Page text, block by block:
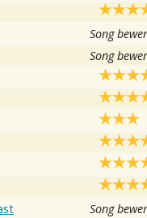
Song
Song
Song